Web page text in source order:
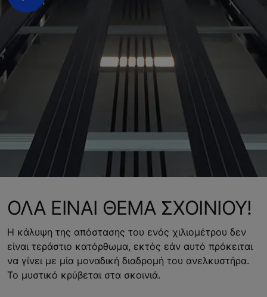
ΟΛΑ ΕΙΝΑΙ ΘΕΜΑ ΣΧΟΙΝΙΟΥ!
Η κάλυψη της απόστασης του ενός χιλιομέτρου δεν
είναι τεράστιο κατόρθωμα, εκτός εάν αυτό πρόκειται
να γίνει με μία μοναδική διαδρομή του ανελκυστήρα.
Το μυστικό κρύβεται στα σκοινιά.